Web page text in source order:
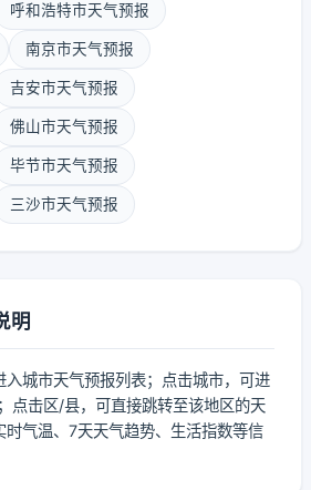
呼和浩特市天气预报
南京市天气预报
吉安市天气预报
佛山市天气预报
毕节市天气预报
三沙市天气预报
明
入城市天气预报列表；点击城市，可进
点击区/县，可直接跳转至该地区的天
时气温、7天天气趋势、生活指数等信